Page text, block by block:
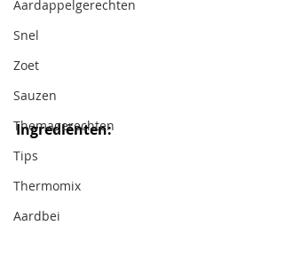
Aardappelgerechten
Snel
Zoet
Sauzen
Themagerechten
Tips
Thermomix
Aardbei
Ingrediënten: